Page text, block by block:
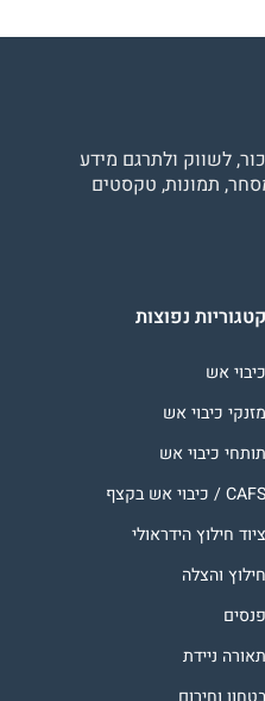
לשווק ולתרגם מידע
תמונות, טקסטים
קטגוריות נפוצות
כיבוי אש
מזנקי כיבוי אש
תותחי כיבוי אש
CAFS / כיבוי אש בקצף
ציוד חילוץ הידראולי
חילוץ והצלה
פנסים
תאורה ניידת